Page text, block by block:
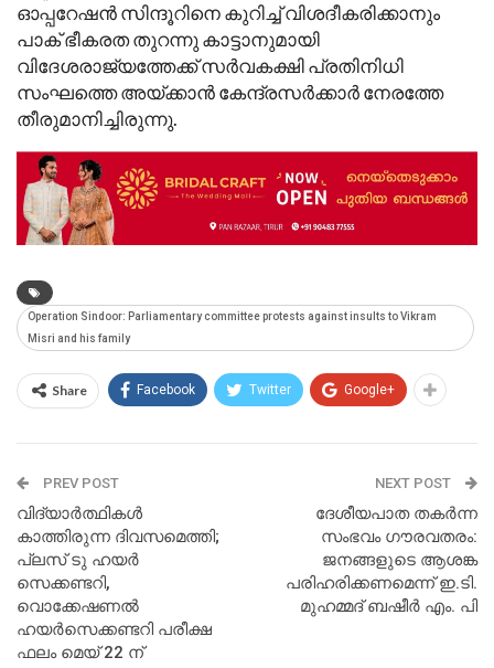
ഓപ്പറേഷന്‍ സിന്ദൂറിനെ കുറിച്ച്‌ വിശദീകരിക്കാനും
പാക് ഭീകരത തുറന്നു കാട്ടാനുമായി
വിദേശരാജ്യത്തേക്ക് സര്‍വകക്ഷി പ്രതിനിധി
സംഘത്തെ അയ്ക്കാന്‍ കേന്ദ്രസര്‍ക്കാര്‍ നേരത്തേ
തീരുമാനിച്ചിരുന്നു.
Operation Sindoor: Parliamentary committee protests against insults to Vikram
Misri and his family
Share Facebook Twitter Google+
PREV POST
വിദ്യാര്‍ത്ഥികള്‍
കാത്തിരുന്ന ദിവസമെത്തി;
പ്ലസ് ടു ഹയര്‍
സെക്കണ്ടറി,
വൊക്കേഷണല്‍
ഹയര്‍സെക്കണ്ടറി പരീക്ഷ
ഫലം മെയ് 22 ന്
NEXT POST
ദേശീയപാത തകര്‍ന്ന
സംഭവം ഗൗരവതരം:
ജനങ്ങളുടെ ആശങ്ക
പരിഹരിക്കണമെന്ന് ഇ.ടി.
മുഹമ്മദ് ബഷീര്‍ എം. പി